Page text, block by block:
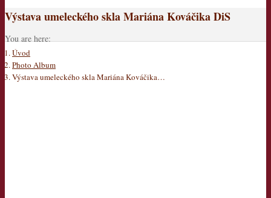
Výstava umeleckého skla Mariána Kováčika DiS
You are here:
Úvod
Photo Album
Výstava umeleckého skla Mariána Kováčika…